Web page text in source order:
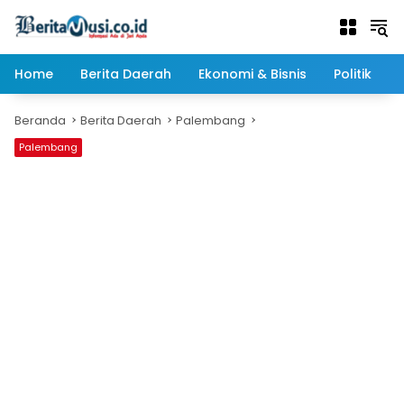
Home
Berita Daerah Ekonomi & Bisnis Politik
Beranda Berita Daerah Palembang
Palembang